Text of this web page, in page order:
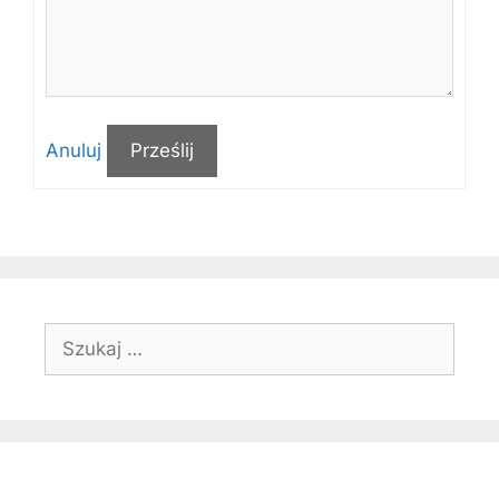
Anuluj Prześlij
Szukaj: